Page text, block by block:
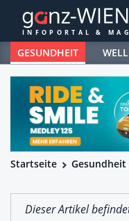
GESUNDHEIT
Startseite Gesundheit
Dieser Artikel